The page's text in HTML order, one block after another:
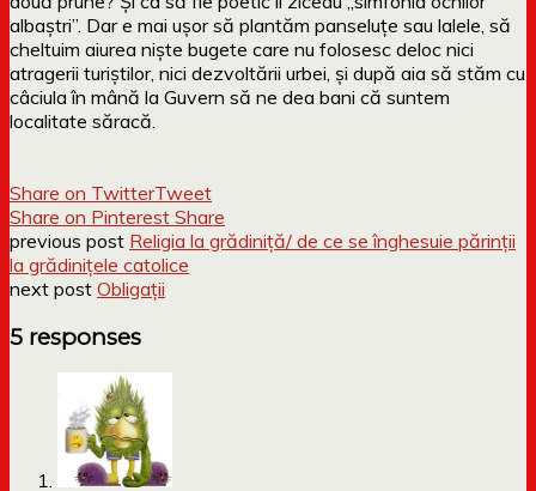
albaștri”. Dar e mai ușor să plantăm panseluțe sau lalele, să
cheltuim aiurea niște bugete care nu folosesc deloc nici
atragerii turiștilor, nici dezvoltării urbei, și după aia să stăm cu
câciula în mână la Guvern să ne dea bani că suntem
localitate săracă.
Share on TwitterTweet
Share on Pinterest Share
previous post Religia la grădiniță/ de ce se înghesuie părinții
la grădinițele catolice
next post Obligații
5 responses